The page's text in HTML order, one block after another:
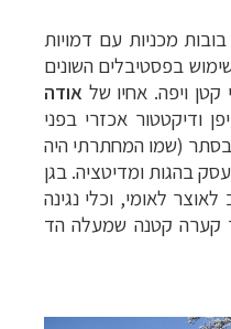
מכניות עם דמויות
בפסטיבלים השונים
קטן ויפה. אחיו של אודה
ודיקטטור אכזרי בפני
(שמו המחתרתי היה
בהגות ומדיטציה. בגן
לאומי, וכלי נגינה
קערה קטנה שמעלה הד